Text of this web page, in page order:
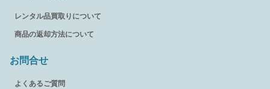
レンタル品買取りについて
商品の返却方法について
お問合せ
よくあるご質問